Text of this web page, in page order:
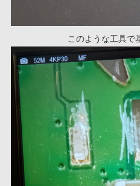
このような工具で